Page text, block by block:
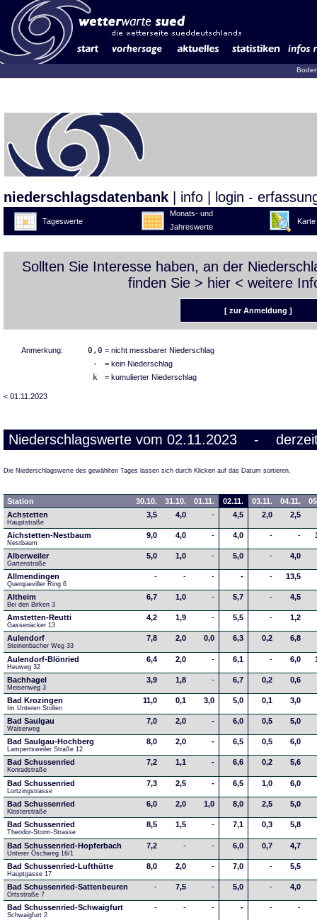
niederschlagsdatenbank info login -
Tageswerte
Monats- und
Jahreswerte
Karte
Sollten Sie Interesse haben, an der
finden Sie > hier < weitere
[ zur Anmeldung ]
Anmerkung: 0,0 = nicht messbarer Niederschlag
- = kein Niederschlag
k = kumulierter Niederschlag
< 01.11.2023
Niederschlagswerte vom 02.11.2023 -
Die Niederschlagswerte des gewählten Tages lassen sich durch Klicken auf das Datum sortieren.
Station 30.10. 31.10. 01.11. 02.11. 03.11. 04.11.
Achstetten
Hauptstraße
3,5 4,0 - 4,5 2,0 2,5
Aichstetten-Nestbaum
Nestbaum
9,0 4,0 - 4,0 - -
Alberweiler
Gartenstraße
5,0 1,0 - 5,0 - 4,0
Allmendingen
Querqueviller Ring 6
- - - - - 13,5
Altheim
Bei den Birken 3
6,7 1,0 - 5,7 - 4,5
Amstetten-Reutti
Gassenäcker 13
4,2 1,9 - 5,5 - 1,2
Aulendorf
Steinenbacher Weg 33
7,8 2,0 0,0 6,3 0,2 6,8
Aulendorf-Blönried
Heuweg 32
6,4 2,0 - 6,1 - 6,0
Bachhagel
Meisenweg 3
3,9 1,8 - 6,7 0,2 0,6
Bad Krozingen
Im Unteren Stollen
11,0 0,1 3,0 5,0 0,1 3,0
Bad Saulgau
Walserweg
7,0 2,0 - 6,0 0,5 5,0
Bad Saulgau-Hochberg
Lampertsweiler Straße 12
8,0 2,0 - 6,5 0,5 6,0
Bad Schussenried
Konradstraße
7,2 1,1 - 6,6 0,2 5,6
Bad Schussenried
Lortzingstrasse
7,3 2,5 - 6,5 1,0 6,0
Bad Schussenried
Klosterstraße
6,0 2,0 1,0 8,0 2,5 5,0
Bad Schussenried
Theodor-Storm-Strasse
8,5 1,5 - 7,1 0,3 5,8
Bad Schussenried-Hopferbach
Unterer Öschweg 16/1
7,2 - - 6,0 0,7 4,7
Bad Schussenried-Lufthütte
Hauptgasse 17
8,0 2,0 - 7,0 - 5,5
Bad Schussenried-Sattenbeuren
Ortsstraße 7
- 7,5 - 5,0 - 4,0
Bad Schussenried-Schwaigfurt
Schwaigfurt 2
- - - - - -